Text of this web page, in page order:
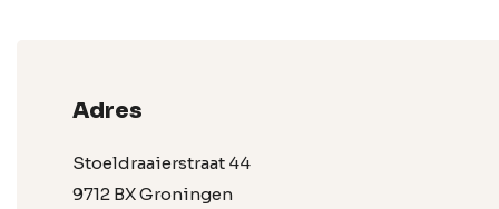
Adres
Stoeldraaierstraat 44
9712 BX Groningen